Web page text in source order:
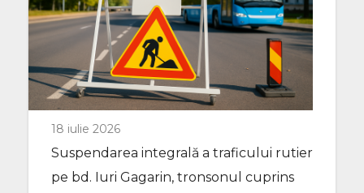
18 iulie 2026
Suspendarea integrală a traficului rutier
pe bd. Iuri Gagarin, tronsonul cuprins